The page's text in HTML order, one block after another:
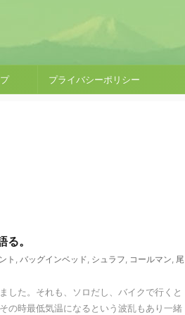
プライバシーポリシー
。
ト , バッグインベッド, シュラフ, コールマン, 尾
した。それも、ソロだし、バイクで行くと
の時最低気温になるという波乱もあり一緒